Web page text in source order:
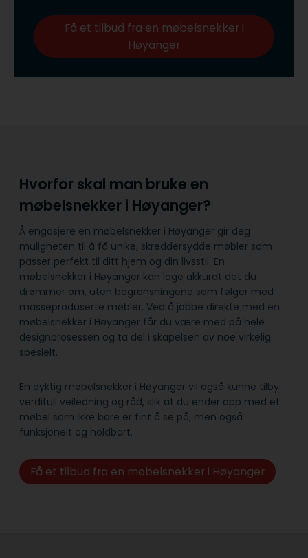
Få et tilbud fra en møbelsnekker i
Høyanger
Hvorfor skal man bruke en
møbelsnekker i Høyanger?
Å engasjere en møbelsnekker i Høyanger gir deg
muligheten til å få unike, skreddersydde møbler som
passer perfekt til ditt hjem og din livsstil. En
møbelsnekker i Høyanger kan lage akkurat det du
drømmer om, uten begrensningene som følger med
masseproduserte møbler. Ved å jobbe direkte med en
møbelsnekker i Høyanger får du være med på hele
designprosessen og ta del i skapelsen av noe virkelig
spesielt.
En dyktig møbelsnekker i Høyanger vil også kunne tilby
verdifull veiledning og råd, slik at du ender opp med et
møbel som ikke bare er fint å se på, men også
funksjonelt og holdbart.
Få et tilbud fra en møbelsnekker i Høyanger